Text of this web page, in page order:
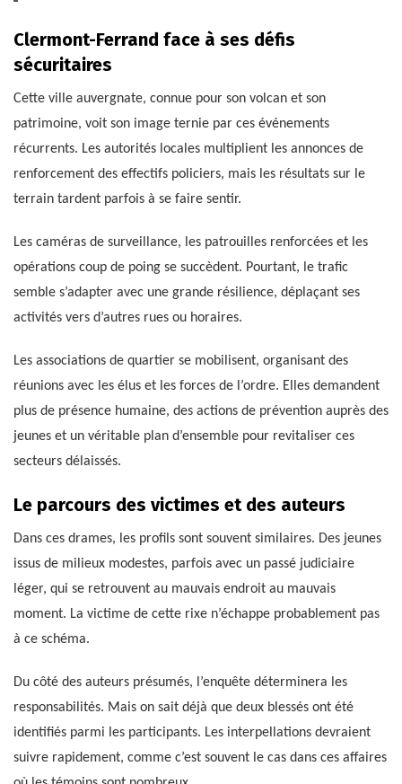
Clermont-Ferrand face à ses défis
sécuritaires
Cette ville auvergnate, connue pour son volcan et son
patrimoine, voit son image ternie par ces événements
récurrents. Les autorités locales multiplient les annonces de
renforcement des effectifs policiers, mais les résultats sur le
terrain tardent parfois à se faire sentir.
Les caméras de surveillance, les patrouilles renforcées et les
opérations coup de poing se succèdent. Pourtant, le trafic
semble s’adapter avec une grande résilience, déplaçant ses
activités vers d’autres rues ou horaires.
Les associations de quartier se mobilisent, organisant des
réunions avec les élus et les forces de l’ordre. Elles demandent
plus de présence humaine, des actions de prévention auprès des
jeunes et un véritable plan d’ensemble pour revitaliser ces
secteurs délaissés.
Le parcours des victimes et des auteurs
Dans ces drames, les profils sont souvent similaires. Des jeunes
issus de milieux modestes, parfois avec un passé judiciaire
léger, qui se retrouvent au mauvais endroit au mauvais
moment. La victime de cette rixe n’échappe probablement pas
à ce schéma.
Du côté des auteurs présumés, l’enquête déterminera les
responsabilités. Mais on sait déjà que deux blessés ont été
identifiés parmi les participants. Les interpellations devraient
suivre rapidement, comme c’est souvent le cas dans ces affaires